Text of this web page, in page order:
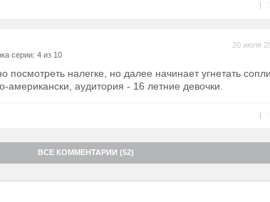
|
серии: 4 из 10
20 июля
посмотреть налегке, но далее начинает угнетать
американски, аудитория - 16 летние девочки.
|
ВСЕ КОММЕНТАРИИ (52)